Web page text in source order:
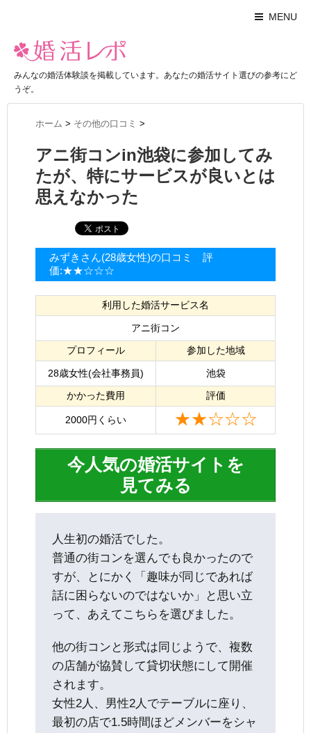
MENU
みんなの婚活体験談を掲載しています。あなたの婚活サイト選びの参考にど
うぞ。
ホーム > その他の口コミ >
アニ街コンin池袋に参加してみ
たが、特にサービスが良いとは
思えなかった
みずきさん(28歳女性)の口コミ 評
価:★★☆☆☆
利用した婚活サービス名
アニ街コン
プロフィール
参加した地域
28歳女性(会社事務員)
池袋
かかった費用
評価
2000円くらい ★★☆☆☆
今人気の婚活サイトを
見てみる
人生初の婚活でした。
普通の街コンを選んでも良かったので
すが、とにかく「趣味が同じであれば
話に困らないのではないか」と思い立
って、あえてこちらを選びました。
他の街コンと形式は同じようで、複数
の店舗が協賛して貸切状態にして開催
されます。
女性2人、男性2人でテーブルに座り、
最初の店で1.5時間ほどメンバーをシャ